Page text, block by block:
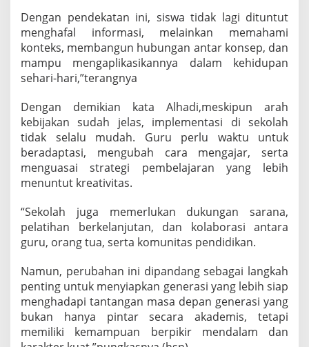
Dengan pendekatan ini, siswa tidak lagi dituntut
menghafal informasi, melainkan memahami
konteks, membangun hubungan antar konsep, dan
mampu mengaplikasikannya dalam kehidupan
sehari-hari,”terangnya
Dengan demikian kata Alhadi,meskipun arah
kebijakan sudah jelas, implementasi di sekolah
tidak selalu mudah. Guru perlu waktu untuk
beradaptasi, mengubah cara mengajar, serta
menguasai strategi pembelajaran yang lebih
menuntut kreativitas.
“Sekolah juga memerlukan dukungan sarana,
pelatihan berkelanjutan, dan kolaborasi antara
guru, orang tua, serta komunitas pendidikan.
Namun, perubahan ini dipandang sebagai langkah
penting untuk menyiapkan generasi yang lebih siap
menghadapi tantangan masa depan generasi yang
bukan hanya pintar secara akademis, tetapi
memiliki kemampuan berpikir mendalam dan